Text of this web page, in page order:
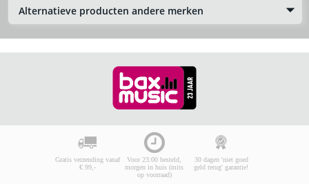
Alternatieve producten andere merken
Gratis verzending vanaf
€ 99,-
Voor 23:00 besteld,
morgen in huis (mits
op voorraad)
30 dagen 'niet goed
geld terug' garantie!